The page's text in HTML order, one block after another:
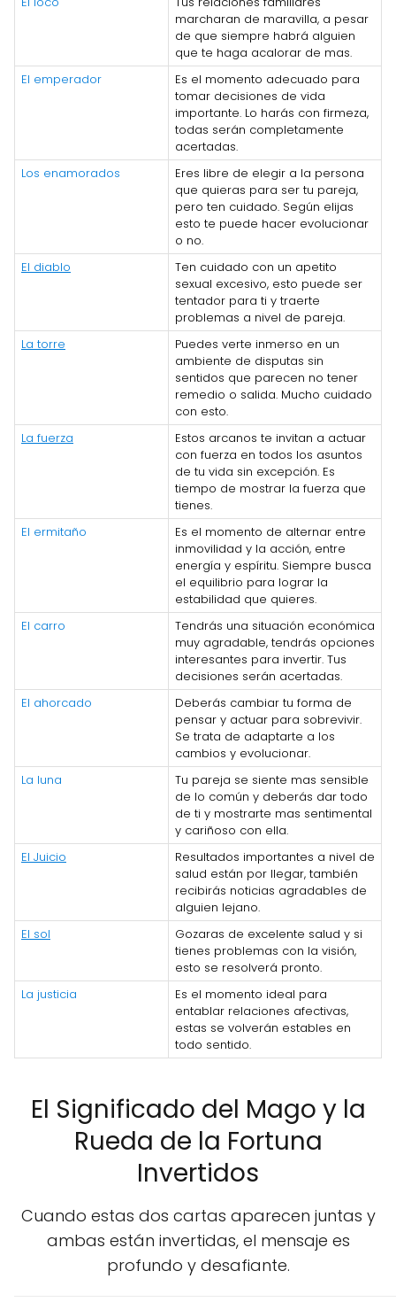
marcharan de maravilla, a pesar
de que siempre habrá alguien
que te haga acalorar de mas.
El emperador
Es el momento adecuado para
tomar decisiones de vida
importante. Lo harás con firmeza,
todas serán completamente
acertadas.
Los enamorados
Eres libre de elegir a la persona
que quieras para ser tu pareja,
pero ten cuidado. Según elijas
esto te puede hacer evolucionar
o no.
El diablo
Ten cuidado con un apetito
sexual excesivo, esto puede ser
tentador para ti y traerte
problemas a nivel de pareja.
La torre
Puedes verte inmerso en un
ambiente de disputas sin
sentidos que parecen no tener
remedio o salida. Mucho cuidado
con esto.
La fuerza
Estos arcanos te invitan a actuar
con fuerza en todos los asuntos
de tu vida sin excepción. Es
tiempo de mostrar la fuerza que
tienes.
El ermitaño
Es el momento de alternar entre
inmovilidad y la acción, entre
energía y espíritu. Siempre busca
el equilibrio para lograr la
estabilidad que quieres.
El carro
Tendrás una situación económica
muy agradable, tendrás opciones
interesantes para invertir. Tus
decisiones serán acertadas.
El ahorcado
Deberás cambiar tu forma de
pensar y actuar para sobrevivir.
Se trata de adaptarte a los
cambios y evolucionar.
La luna
Tu pareja se siente mas sensible
de lo común y deberás dar todo
de ti y mostrarte mas sentimental
y cariñoso con ella.
El Juicio
Resultados importantes a nivel de
salud están por llegar, también
recibirás noticias agradables de
alguien lejano.
El sol
Gozaras de excelente salud y si
tienes problemas con la visión,
esto se resolverá pronto.
La justicia
Es el momento ideal para
entablar relaciones afectivas,
estas se volverán estables en
todo sentido.
El Significado del Mago y la
Rueda de la Fortuna
Invertidos
Cuando estas dos cartas aparecen juntas y
ambas están invertidas, el mensaje es
profundo y desafiante.